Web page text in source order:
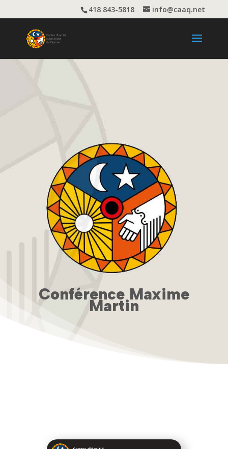
418 843-5818 info@caaq.net
Conférence Maxime
Martin